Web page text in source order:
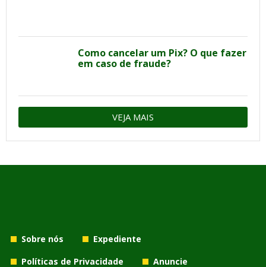
Como cancelar um Pix? O que fazer
em caso de fraude?
VEJA MAIS
Sobre nós
Expediente
Políticas de Privacidade
Anuncie